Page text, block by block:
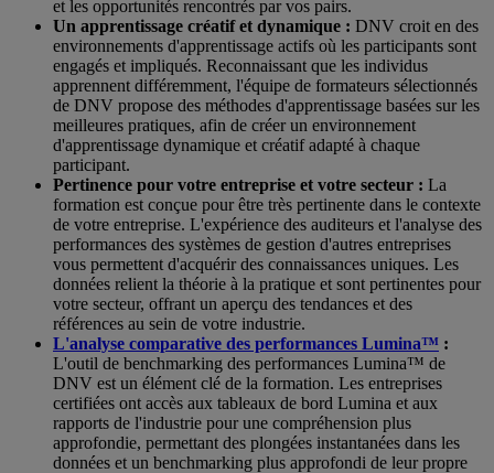
et les opportunités rencontrés par vos pairs.
Un apprentissage créatif et dynamique : DNV croit en des
environnements d'apprentissage actifs où les participants sont
engagés et impliqués. Reconnaissant que les individus
apprennent différemment, l'équipe de formateurs sélectionnés
de DNV propose des méthodes d'apprentissage basées sur les
meilleures pratiques, afin de créer un environnement
d'apprentissage dynamique et créatif adapté à chaque
participant.
Pertinence pour votre entreprise et votre secteur : La
formation est conçue pour être très pertinente dans le contexte
de votre entreprise. L'expérience des auditeurs et l'analyse des
performances des systèmes de gestion d'autres entreprises
vous permettent d'acquérir des connaissances uniques. Les
données relient la théorie à la pratique et sont pertinentes pour
votre secteur, offrant un aperçu des tendances et des
références au sein de votre industrie.
L'analyse comparative des performances Lumina™ :
L'outil de benchmarking des performances Lumina™ de
DNV est un élément clé de la formation. Les entreprises
certifiées ont accès aux tableaux de bord Lumina et aux
rapports de l'industrie pour une compréhension plus
approfondie, permettant des plongées instantanées dans les
données et un benchmarking plus approfondi de leur propre